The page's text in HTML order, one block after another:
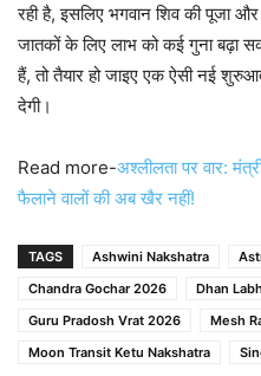
रही है, इसलिए भगवान शिव की पूजा
जातकों के लिए लाभ को कई गुना बढ़ा
हैं, तो तैयार हो जाइए एक ऐसी नई
देगी।
Read more-अश्लीलता पर वार:
फैलाने वालों की अब खैर नहीं!
TAGS Ashwini Nakshatra
Chandra Gochar 2026
Dhan
Guru Pradosh Vrat 2026
Mesh
Moon Transit Ketu Nakshatra